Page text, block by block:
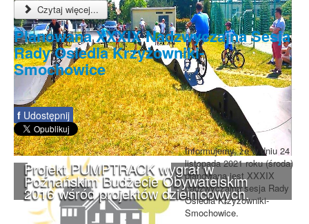
Projekt PUMPTRACK wygrał w
Poznańskim Budżecie Obywatelskim
2016 wśród projektów dzielnicowych.
Czytaj więcej...
Planowana XXXIX Nadzwyczajna Sesja
Rady Osiedla Krzyżowniki-
Smochowice
f Udostępnij
Informujemy, że w dniu 24
listopada 2021 roku (środa)
planowana jest XXXIX
nadzwyczajna sesja Rady
Osiedla Krzyżowniki-
Smochowice.